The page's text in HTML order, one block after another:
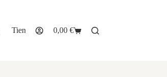
Tienda
Carro
0,00 €